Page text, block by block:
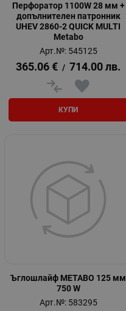
Перфоратор 1100W 28 мм +
допълнителен патронник
UHEV 2860-2 QUICK MULTI
Metabo
Арт.№: 545125
365.06 € / 714.00 лв.
КУПИ
Ъглошлайф METABO 125 мм
750 W
Арт.№: 583295